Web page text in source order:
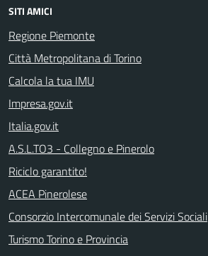
SITI AMICI
Regione Piemonte
Città Metropolitana di Torino
Calcola la tua IMU
Impresa.gov.it
Italia.gov.it
A.S.L.TO3 - Collegno e Pinerolo
Riciclo garantito!
ACEA Pinerolese
Consorzio Intercomunale dei Servizi Sociali
Turismo Torino e Provincia